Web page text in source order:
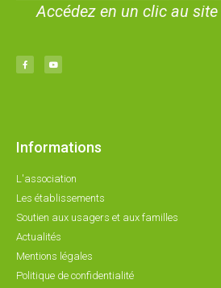
Accédez en un clic au
Informations
L'association
Les établissements
Soutien aux usagers et aux familles
Actualités
Mentions légales
Politique de confidentialité